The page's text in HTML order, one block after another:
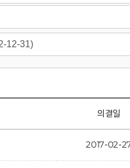
의결일
2017-02-